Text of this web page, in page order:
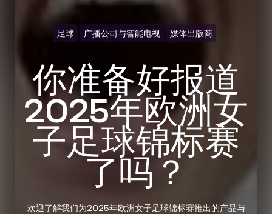
足球 广播公司与智能电视 媒体出版商
你准备好报道
2025年欧洲女
子足球锦标赛
了吗？
欢迎了解我们为2025年欧洲女子足球锦标赛推出的产品与